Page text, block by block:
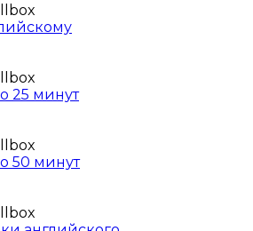
25 минут
50 минут